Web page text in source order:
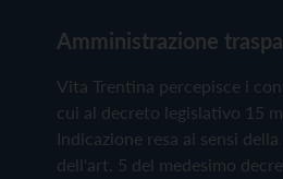
Amministrazione
Vita Trentina percepisce i
cui al decreto legislativo 15
Indicazione resa ai sensi
dell'art. 5 del medesimo